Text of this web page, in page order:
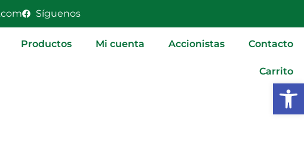
Síguenos
Productos Mi cuenta Accionistas Contacto
Carrito